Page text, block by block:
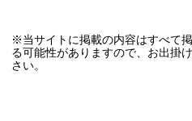
※当サイトに掲載の内容はすべて
る可能性がありますので、お出掛
さい。